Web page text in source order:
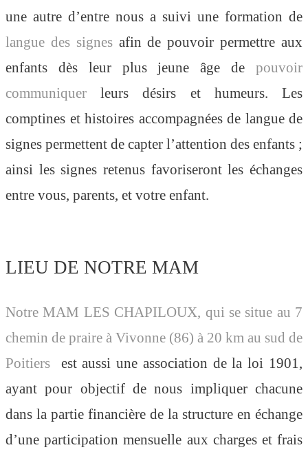
une autre d’entre nous a suivi une formation de
langue des signesafin de pouvoir permettre aux
enfants dès leur plus jeune âge de pouvoir
communiquer leurs désirs et humeurs. Les
comptines et histoires accompagnées de langue de
signes permettent de capter l’attention des enfants ;
ainsi les signes retenus favoriseront les échanges
entre vous, parents, et votre enfant.
LIEU DE NOTRE MAM
Notre MAM LES CHAPILOUX, qui se situe au 7
chemin de praire à Vivonne (86) à 20 km au sud de
Poitiers est aussi une association de la loi 1901,
ayant pour objectif de nous impliquer chacune
dans la partie financière de la structure en échange
d’une participation mensuelle aux charges et frais